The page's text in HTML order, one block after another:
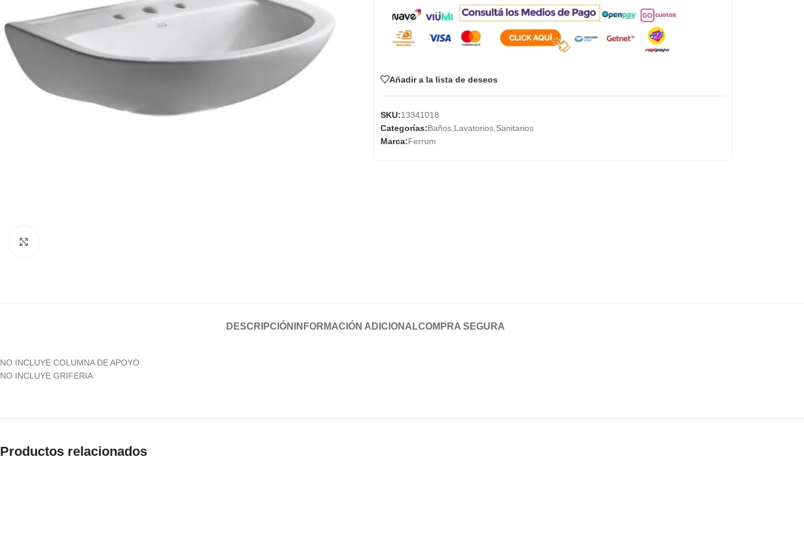
Añadir a la lista de deseos
SKU:13341018
Categorías:Baños, Lavatorios, Sanitarios
Marca:Ferrum
DESCRIPCIÓN INFORMACIÓN ADICIONALCOMPRA SEGURA
NO INCLUYE COLUMNA DE APOYO
NO INCLUYE GRIFERIA
Productos relacionados